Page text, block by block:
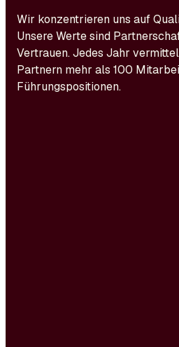
Wir konzentrieren uns auf
Unsere Werte sind
Vertrauen. Jedes Jahr
Partnern mehr als 100
Führungspositionen.